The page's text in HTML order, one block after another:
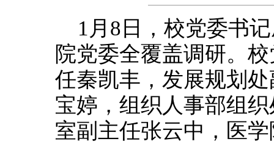
1月8日，校党委书
院党委全覆盖调研。
任秦凯丰，发展规划
宝婷，组织人事部组
室副主任张云中，医